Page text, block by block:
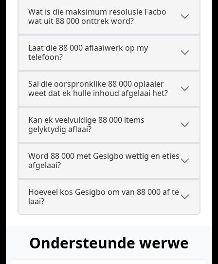
Wat is die maksimum resolusie Facbo
wat uit 88 000 onttrek word?
Laat die 88 000 aflaaiwerk op my
telefoon?
Sal die oorspronklike 88 000 oplaaier
weet dat ek hulle inhoud afgelaai het?
Kan ek veelvuldige 88 000 items
gelyktydig aflaai?
Word 88 000 met Gesigbo wettig en eties
afgelaai?
Hoeveel kos Gesigbo om van 88 000 af te
laai?
Ondersteunde werwe